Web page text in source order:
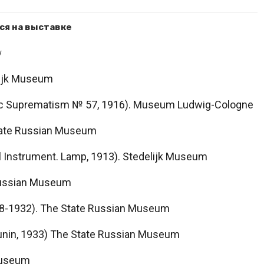
на выставке
Museum
№ 57, 1916). Museum Ludwig-Cologne
Russian Museum
Lamp, 1913). Stedelijk Museum
Museum
1932). The State Russian Museum
1933) The State Russian Museum